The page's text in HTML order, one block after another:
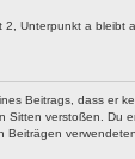
2, Unterpunkt a bleibt
Beitrags, dass er
Sitten verstoßen. Du
Beiträgen